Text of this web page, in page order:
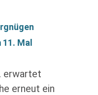
Mal
erwartet
erneut ein